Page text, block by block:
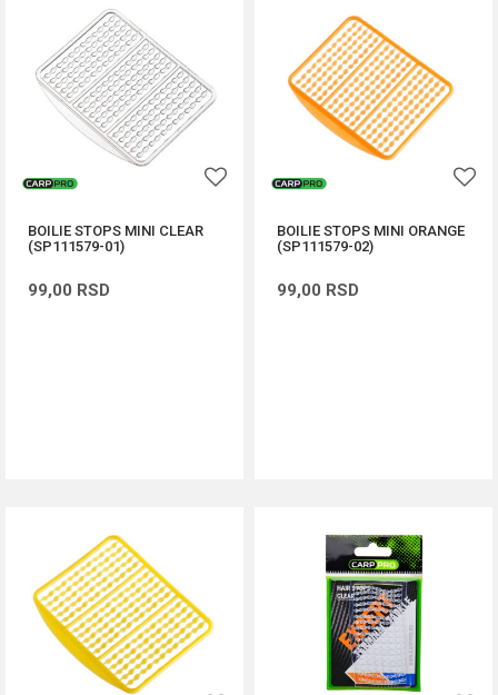
BOILIE STOPS MINI CLEAR
(SP111579-01)
99,00 RSD
BOILIE STOPS MINI ORANGE
(SP111579-02)
99,00 RSD